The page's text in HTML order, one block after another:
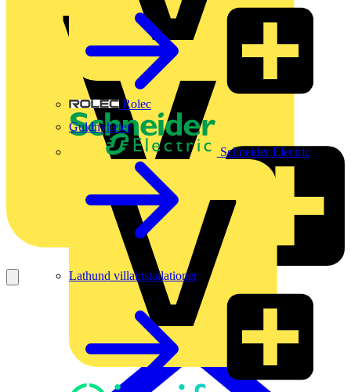
Rolec
Schneider Electric
Guldnyheter
Lathund villainstallationer